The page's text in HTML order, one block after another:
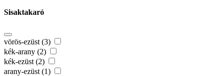
Sisaktakaró
vörös-ezüst (3)
kék-arany (2)
kék-ezüst (2)
arany-ezüst (1)